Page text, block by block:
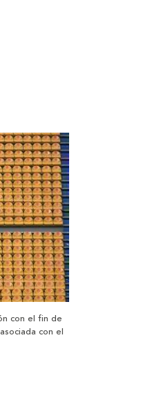
con el fin de
con el